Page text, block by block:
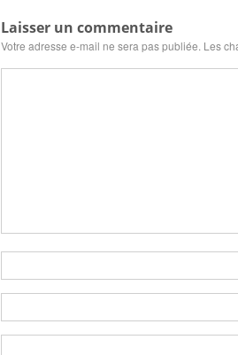
Laisser un commentaire
Votre adresse e-mail ne sera pas publiée. Les